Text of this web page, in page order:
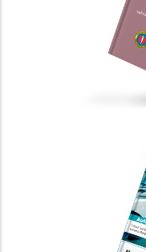
educativos y
construcción
de la
PUBLICACIONES